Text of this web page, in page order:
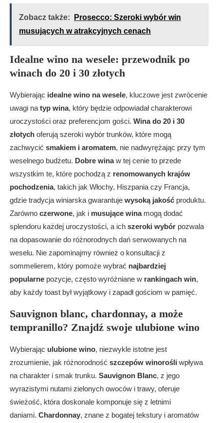
Zobacz także:
Prosecco: Szeroki wybór win
musujących w atrakcyjnych cenach
Idealne wino na wesele: przewodnik po
winach do 20 i 30 złotych
Wybierając idealne wino na wesele, kluczowe jest zwrócenie
uwagi na typ wina, który będzie odpowiadał charakterowi
uroczystości oraz preferencjom gości. Wina do 20 i 30
złotych oferują szeroki wybór trunków, które mogą
zachwycić smakiem i aromatem, nie nadwyrężając przy tym
weselnego budżetu. Dobre winaw tej cenie to przede
wszystkim te, które pochodzą z renomowanych krajów
pochodzenia, takich jak Włochy, Hiszpania czy Francja,
gdzie tradycja winiarska gwarantuje wysoką jakość produktu.
Zarówno czerwone, jak i musujące winamogą dodać
splendoru każdej uroczystości, a ich szeroki wybór pozwala
na dopasowanie do różnorodnych dań serwowanych na
weselu. Nie zapominajmy również o konsultacji z
sommelierem, który pomoże wybrać najbardziej
popularne pozycje, często wyróżniane w rankingach win,
aby każdy toast był wyjątkowy i zapadł gościom w pamięć.
Sauvignon blanc, chardonnay, a może
tempranillo? Znajdź swoje ulubione wino
Wybierając ulubione wino, niezwykle istotne jest
zrozumienie, jak różnorodność szczepów winorośli wpływa
na charakter i smak trunku. Sauvignon Blanc, z jego
wyrazistymi nutami zielonych owoców i trawy, oferuje
świeżość, która doskonale komponuje się z letnimi
daniami. Chardonnay, znane z bogatej tekstury i aromatów